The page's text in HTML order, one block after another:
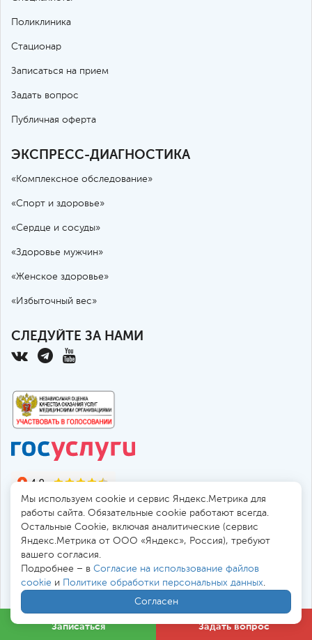
Записаться Задать вопрос
Поликлиника
Стационар
Записаться на прием
Задать вопрос
Публичная оферта
ЭКСПРЕСС-ДИАГНОСТИКА
«Комплексное обследование»
«Спорт и здоровье»
«Сердце и сосуды»
«Здоровье мужчин»
«Женское здоровье»
«Избыточный вес»
СЛЕДУЙТЕ ЗА НАМИ
194017, Россия, Санкт-Петербург, пр. Тореза 72
Безопасная работа черезSSL-соединение
Все ценыв . Мы принимаем к оплате:
Обработка персональных данных Файлы cookies
Мы используем cookie и сервис Яндекс.Метрика для
работы сайта. Обязательные cookie работают всегда.
Остальные Сookie, включая аналитические (сервис
Яндекс.Метрика от ООО «Яндекс», Россия), требуют
вашего согласия.
Подробнее – в Согласие на использование файлов
cookie и Политике обработки персональных данных.
Согласен